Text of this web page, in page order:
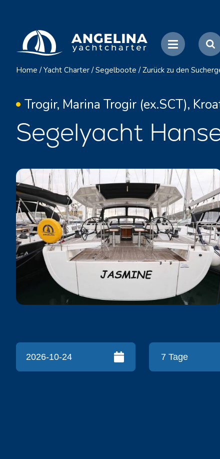
Home / Yacht Charter / Segelboote / Zurück zu den
Trogir, Marina Trogir (ex.SCT),
Segelyacht